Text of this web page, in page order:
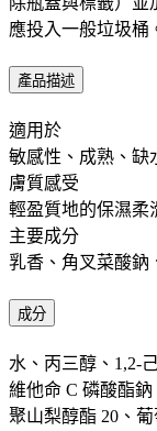
應投入一般垃圾桶
產品描述
適用於 ​ ​
敏感性、成熟、缺
膚質感受 ​
輕盈質地的保濕柔
主要成分 ​
乳香、角叉菜酸鈉
成分
水、丙三醇、1,2-
維他命 C 磷酸酯鈉
聚山梨醇酯 20、